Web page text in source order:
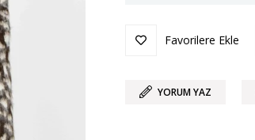
Favorilere Ekle
YORUM YAZ